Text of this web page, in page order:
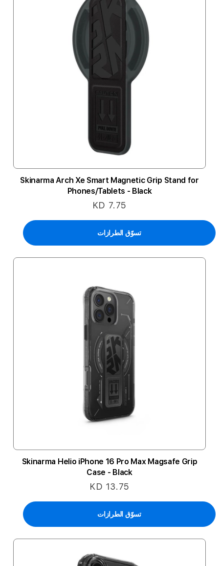
Skinarma Arch Xe Smart Magnetic Grip Stand for
Phones/Tablets - Black
KD 7.75
تسوّق الطرازات
Skinarma Helio iPhone 16 Pro Max Magsafe Grip
Case - Black
KD 13.75
تسوّق الطرازات